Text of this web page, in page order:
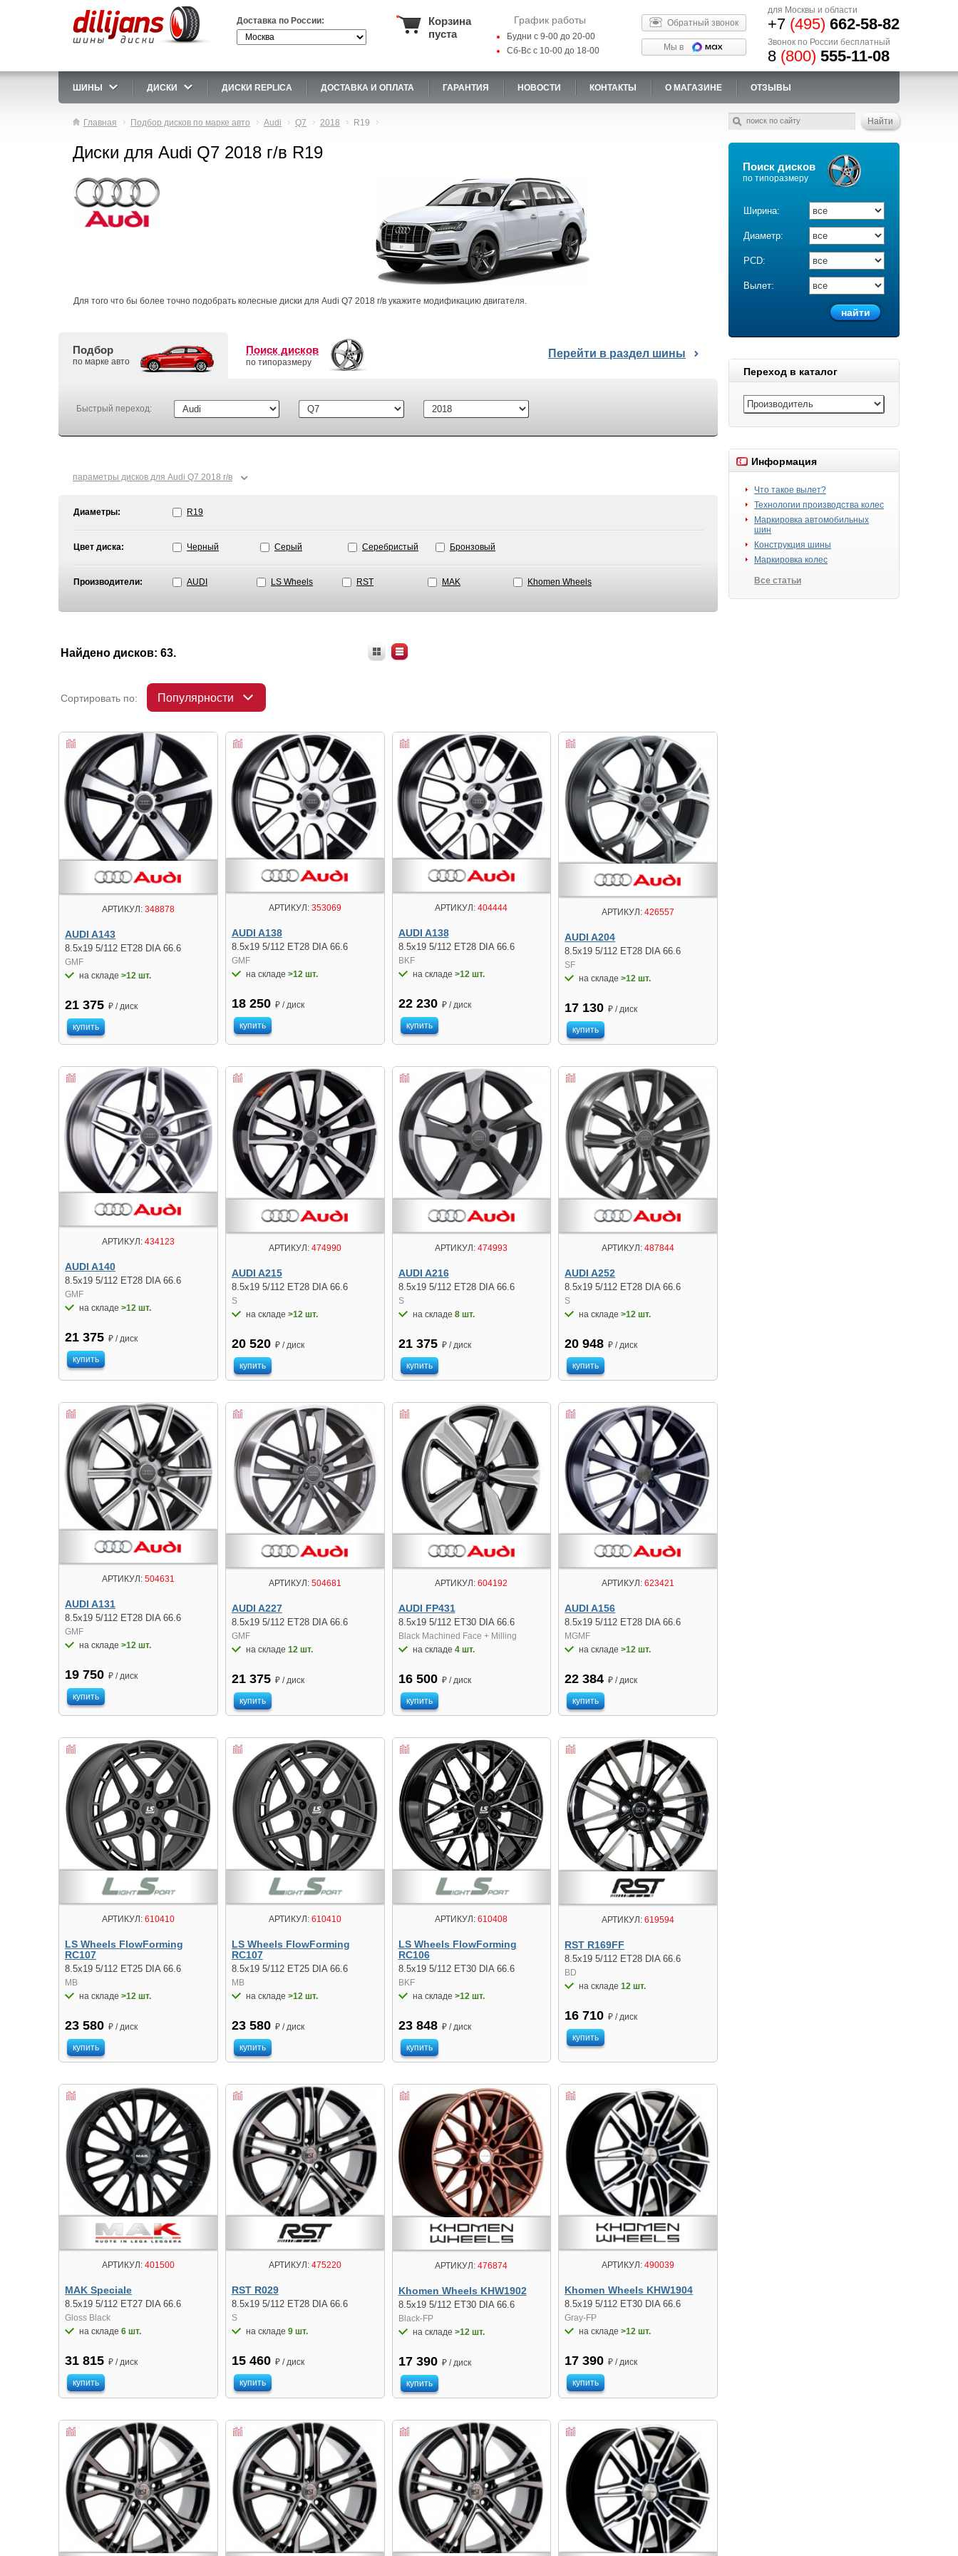
Доставка по России:
Корзина
пуста
График работы
Будни с 9-00 до 20-00
Сб-Вс с 10-00 до 18-00
Обратный звонок
Мы в
для Москвы и области
+7 (495) 662-58-82
Звонок по России бесплатный
8 (800) 555-11-08
ШИНЫ ДИСКИ ДИСКИ REPLICA ДОСТАВКА И ОПЛАТА ГАРАНТИЯ НОВОСТИ КОНТАКТЫ О МАГАЗИНЕ ОТЗЫВЫ
Главная Подбор дисков по марке авто Audi Q7 2018 R19
Поиск дисков
по типоразмеру
Ширина:
Диаметр:
PCD:
Вылет:
Переход в каталог
Информация
Что такое вылет?
Технологии производства колес
Маркировка автомобильных
шин
Конструкция шины
Маркировка колес
Все статьи
Диски для Audi Q7 2018 г/в R19
Для того что бы более точно подобрать колесные диски для Audi Q7 2018 г/в укажите модификацию двигателя.
Перейти в раздел шины
Подбор
по марке авто
Поиск дисков
по типоразмеру
Быстрый переход:
параметры дисков для Audi Q7 2018 г/в ⌄
Диаметры: R19
Цвет диска: Черный Серый Серебристый Бронзовый
Производители: AUDI LS Wheels RST MAK Khomen Wheels
Найдено дисков: 63.
Сортировать по: Популярности
АРТИКУЛ:348878
AUDI A143
8.5x19 5/112 ET28 DIA 66.6
GMF
на складе >12 шт.
21 375 ₽ / диск
купить
АРТИКУЛ:353069
AUDI A138
8.5x19 5/112 ET28 DIA 66.6
GMF
на складе >12 шт.
18 250 ₽ / диск
купить
АРТИКУЛ: 404444
AUDI A138
8.5x19 5/112 ET28 DIA 66.6
BKF
на складе >12 шт.
22 230 ₽ / диск
купить
АРТИКУЛ: 426557
AUDI A204
8.5x19 5/112 ET28 DIA 66.6
SF
на складе>12 шт.
17 130 ₽ / диск
купить
АРТИКУЛ:434123
AUDI A140
8.5x19 5/112 ET28 DIA 66.6
GMF
на складе >12 шт.
21 375 ₽ / диск
купить
АРТИКУЛ:474990
AUDI A215
8.5x19 5/112 ET28 DIA 66.6
S
на складе >12 шт.
20 520 ₽ / диск
купить
АРТИКУЛ: 474993
AUDI A216
8.5x19 5/112 ET28 DIA 66.6
S
на складе 8 шт.
21 375 ₽ / диск
купить
АРТИКУЛ: 487844
AUDI A252
8.5x19 5/112 ET28 DIA 66.6
S
на складе>12 шт.
20 948 ₽ / диск
купить
АРТИКУЛ:504631
AUDI A131
8.5x19 5/112 ET28 DIA 66.6
GMF
на складе >12 шт.
19 750 ₽ / диск
купить
АРТИКУЛ:504681
AUDI A227
8.5x19 5/112 ET28 DIA 66.6
GMF
на складе 12 шт.
21 375 ₽ / диск
купить
АРТИКУЛ: 604192
AUDI FP431
8.5x19 5/112 ET30 DIA 66.6
Black Machined Face + Milling
на складе 4 шт.
16 500 ₽ / диск
купить
АРТИКУЛ: 623421
AUDI A156
8.5x19 5/112 ET28 DIA 66.6
MGMF
на складе>12 шт.
22 384 ₽ / диск
купить
АРТИКУЛ:610410
LS Wheels FlowForming
RC107
8.5x19 5/112 ET25 DIA 66.6
MB
на складе >12 шт.
23 580 ₽ / диск
купить
АРТИКУЛ:610410
LS Wheels FlowForming
RC107
8.5x19 5/112 ET25 DIA 66.6
MB
на складе >12 шт.
23 580 ₽ / диск
купить
АРТИКУЛ: 610408
LS Wheels FlowForming
RC106
8.5x19 5/112 ET30 DIA 66.6
BKF
на складе >12 шт.
23 848 ₽ / диск
купить
АРТИКУЛ: 619594
RST R169FF
8.5x19 5/112 ET28 DIA 66.6
BD
на складе12 шт.
16 710 ₽ / диск
купить
АРТИКУЛ:401500
MAK Speciale
8.5x19 5/112 ET27 DIA 66.6
Gloss Black
на складе 6 шт.
31 815 ₽ / диск
купить
АРТИКУЛ:475220
RST R029
8.5x19 5/112 ET28 DIA 66.6
S
на складе 9 шт.
15 460 ₽ / диск
купить
АРТИКУЛ: 476874
Khomen Wheels KHW1902
8.5x19 5/112 ET30 DIA 66.6
Black-FP
на складе >12 шт.
17 390 ₽ / диск
купить
АРТИКУЛ: 490039
Khomen Wheels KHW1904
8.5x19 5/112 ET30 DIA 66.6
Gray-FP
на складе>12 шт.
17 390 ₽ / диск
купить